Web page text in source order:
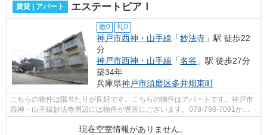
賃貸 | アパート エステートピアⅠ
敷0 礼0
神戸市西神・山手線 「妙法寺 」駅 徒歩22
分
神戸市西神・山手線 「名谷 」駅 徒歩27分
築34年
兵庫県神戸市須磨区多井畑東町
こちらの物件は陽当たりが良好です。こちらの物件はアパートです。神戸市
西神・山手線妙法寺周辺には物件が豊富にございます。078-798-7091か
現在空室情報がありません。